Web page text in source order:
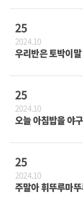
25
2024.10
우리반은 토박이
25
2024.10
오늘 아침밥을 야
25
2024.10
주말아 휘뚜루마